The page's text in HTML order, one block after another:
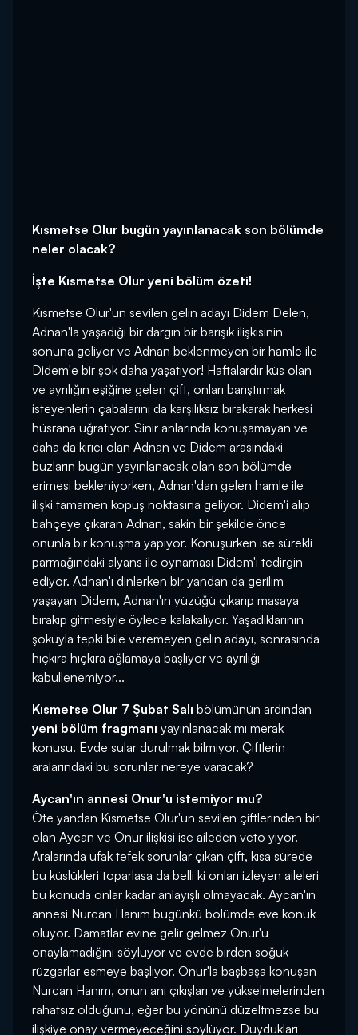
Kısmetse Olur bugün yayınlanacak son bölümde
neler olacak?
İşte Kısmetse Olur yeni bölüm özeti!
Kısmetse Olur'un sevilen gelin adayı Didem Delen,
Adnan'la yaşadığı bir dargın bir barışık ilişkisinin
sonuna geliyor ve Adnan beklenmeyen bir hamle ile
Didem'e bir şok daha yaşatıyor! Haftalardır küs olan
ve ayrılığın eşiğine gelen çift, onları barıştırmak
isteyenlerin çabalarını da karşılıksız bırakarak herkesi
hüsrana uğratıyor. Sinir anlarında konuşamayan ve
daha da kırıcı olan Adnan ve Didem arasındaki
buzların bugün yayınlanacak olan son bölümde
erimesi bekleniyorken, Adnan'dan gelen hamle ile
ilişki tamamen kopuş noktasına geliyor. Didem'i alıp
bahçeye çıkaran Adnan, sakin bir şekilde önce
onunla bir konuşma yapıyor. Konuşurken ise sürekli
parmağındaki alyans ile oynaması Didem'i tedirgin
ediyor. Adnan'ı dinlerken bir yandan da gerilim
yaşayan Didem, Adnan'ın yüzüğü çıkarıp masaya
bırakıp gitmesiyle öylece kalakalıyor. Yaşadıklarının
şokuyla tepki bile veremeyen gelin adayı, sonrasında
hıçkıra hıçkıra ağlamaya başlıyor ve ayrılığı
kabullenemiyor...
Kısmetse Olur 7 Şubat Salı bölümünün ardından
yeni bölüm fragmanı yayınlanacak mı merak
konusu. Evde sular durulmak bilmiyor. Çiftlerin
aralarındaki bu sorunlar nereye varacak?
Aycan'ın annesi Onur'u istemiyor mu?
Öte yandan Kısmetse Olur'un sevilen çiftlerinden biri
olan Aycan ve Onur ilişkisi ise aileden veto yiyor.
Aralarında ufak tefek sorunlar çıkan çift, kısa sürede
bu küslükleri toparlasa da belli ki onları izleyen aileleri
bu konuda onlar kadar anlayışlı olmayacak. Aycan'ın
annesi Nurcan Hanım bugünkü bölümde eve konuk
oluyor. Damatlar evine gelir gelmez Onur'u
onaylamadığını söylüyor ve evde birden soğuk
rüzgarlar esmeye başlıyor. Onur'la başbaşa konuşan
Nurcan Hanım, onun ani çıkışları ve yükselmelerinden
rahatsız olduğunu, eğer bu yönünü düzeltmezse bu
ilişkiye onay vermeyeceğini söylüyor. Duydukları